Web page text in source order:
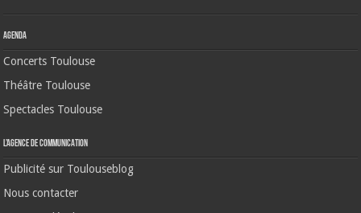
Agenda
Concerts Toulouse
Théâtre Toulouse
Spectacles Toulouse
L’agence de communication
Publicité sur Toulouseblog
Nous contacter